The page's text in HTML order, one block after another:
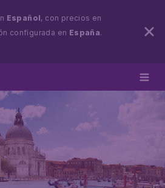
Español, con precios en
configurada en España.